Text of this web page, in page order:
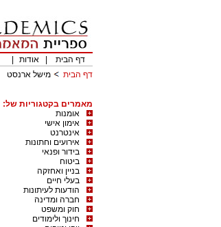
דף הבית
אודות
דף הבית
מישל ארנסט
מאמרים בקטגוריות של:
אומנות
אימון אישי
אינטרנט
אירועים וחתונות
בידור ופנאי
ביטוח
בניין ואחזקה
בעלי חיים
הודעות לעיתונות
חברה ומדינה
חוק ומשפט
חינוך ולימודים